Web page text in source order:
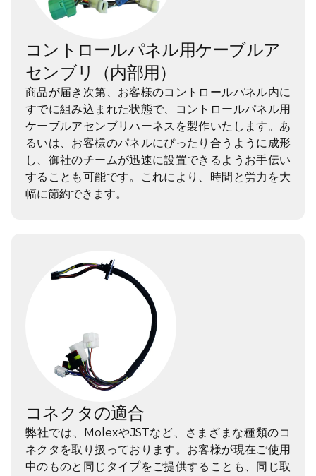
コントロールパネル用ケーブルア
センブリ（内部用）
商品が届き次第、お客様のコントロールパネル内に
すでに組み込まれた状態で、コントロールパネル用
ケーブルアセンブリハーネスを製作いたします。あ
るいは、お客様のパネルにぴったり合うように成形
し、御社のチームが迅速に設置できるようお手伝い
することも可能です。これにより、時間と労力を大
幅に節約できます。
コネクタの適合
弊社では、MolexやJSTなど、さまざまな種類のコ
ネクタを取り扱っております。お客様が現在ご使用
中のものと同じタイプをご提供することも、同じ取